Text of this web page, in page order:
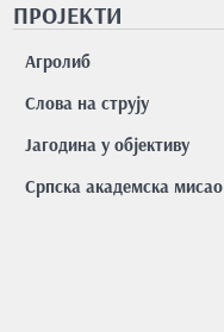
ПРОЈЕКТИ
Агролиб
Слова на струју
Јагодина у објективу
Српска академска мисао